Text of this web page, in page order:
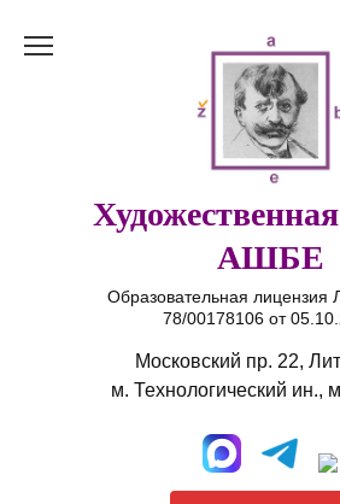
АШБЕ
Образовательная лицензия
78/00178106 от
Московский пр. 22,
м. Технологический ин.,